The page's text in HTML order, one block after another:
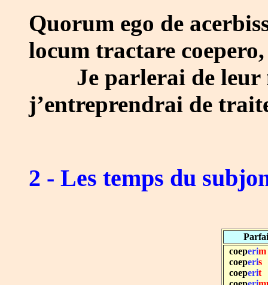
Quorum ego de
locum tractare
Je parlerai de leur
j’entreprendrai de
2 - Les temps du
coeperim
coeperis
coeperit